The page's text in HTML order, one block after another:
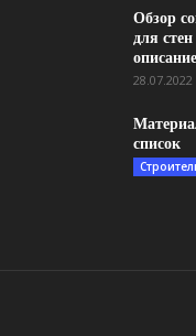
Обзор
для
28.07.2022
список